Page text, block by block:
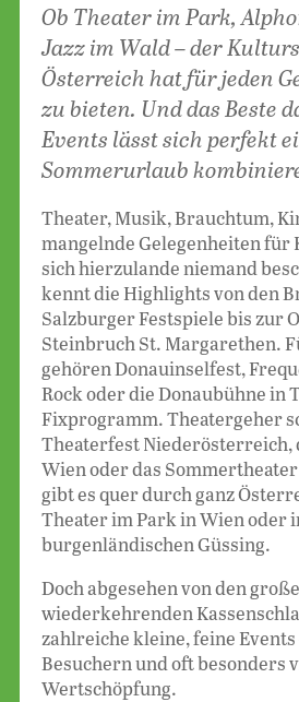
Ob Theater im Park,
Jazz­ im Wald – der
Österreich hat für jeden
zu bieten. Und das Beste
Events lässt sich perfekt
Sommerurlaub
Theater, Musik, Brauchtum,
mangelnde Gelegenheiten für
sich hierzulande niemand
kennt die Highlights von den
Salzburger Festspiele bis zur
Steinbruch St. Margarethen.
gehören Donauinselfest,
Rock oder die Donaubühne in
Fixprogramm. Theatergeher
Theaterfest
Wien oder das
gibt es quer durch ganz
Theater im Park in Wien oder
burgenländischen Güssing.
Doch abgesehen von den
wiederkehrenden
zahlreiche kleine, feine
Besuchern und oft besonders
Wertschöpfung.